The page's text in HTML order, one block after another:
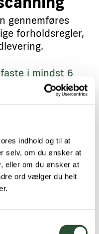
indhold og til at
selv, om du ønsker at
eller om du ønsker at
ord vælger du helt
gennemføres
forholdsregler,
i mindst 6
om morgenen
inden den
eller et